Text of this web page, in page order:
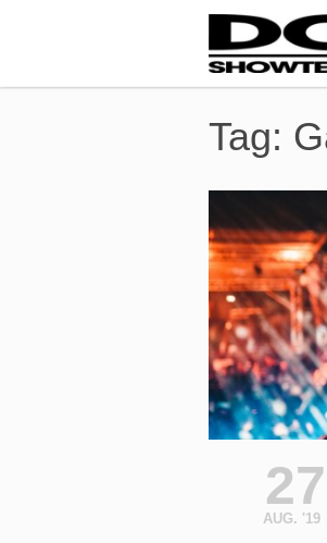
Tag:
27
AUG. '19